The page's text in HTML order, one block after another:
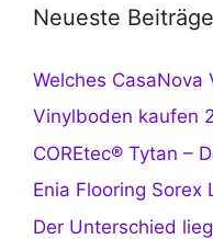
Neueste Beiträge
Welches CasaNova
Vinylboden kaufen
COREtec® Tytan –
Enia Flooring
Der Unterschied